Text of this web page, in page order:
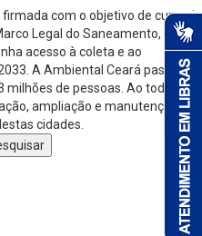
com o objetivo de cumprir
Legal do Saneamento, que
acesso à coleta e ao
A Ambiental Ceará passa a
de pessoas. Ao todo, R$
ampliação e manutenção do
cidades.